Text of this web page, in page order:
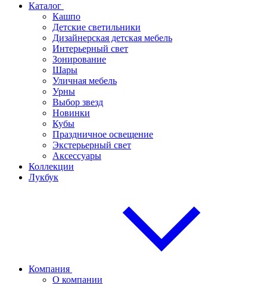
Каталог
Кашпо
Детские светильники
Дизайнерская детская мебель
Интерьерный свет
Зонирование
Шары
Уличная мебель
Урны
Выбор звезд
Новинки
Кубы
Праздничное освещение
Экстерьерный свет
Аксессуары
Коллекции
Лукбук
Компания
О компании